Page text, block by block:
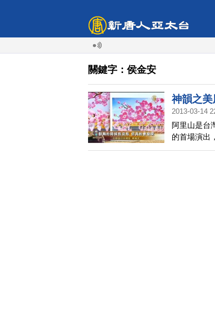
關鍵字：侯金安
神韻之
2013-03-14
阿里山是台
的首場演出
晚會是最美